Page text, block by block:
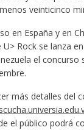
veinticinco
en España y en
Rock se lanza
el concurso
más detalles del
el público podrá